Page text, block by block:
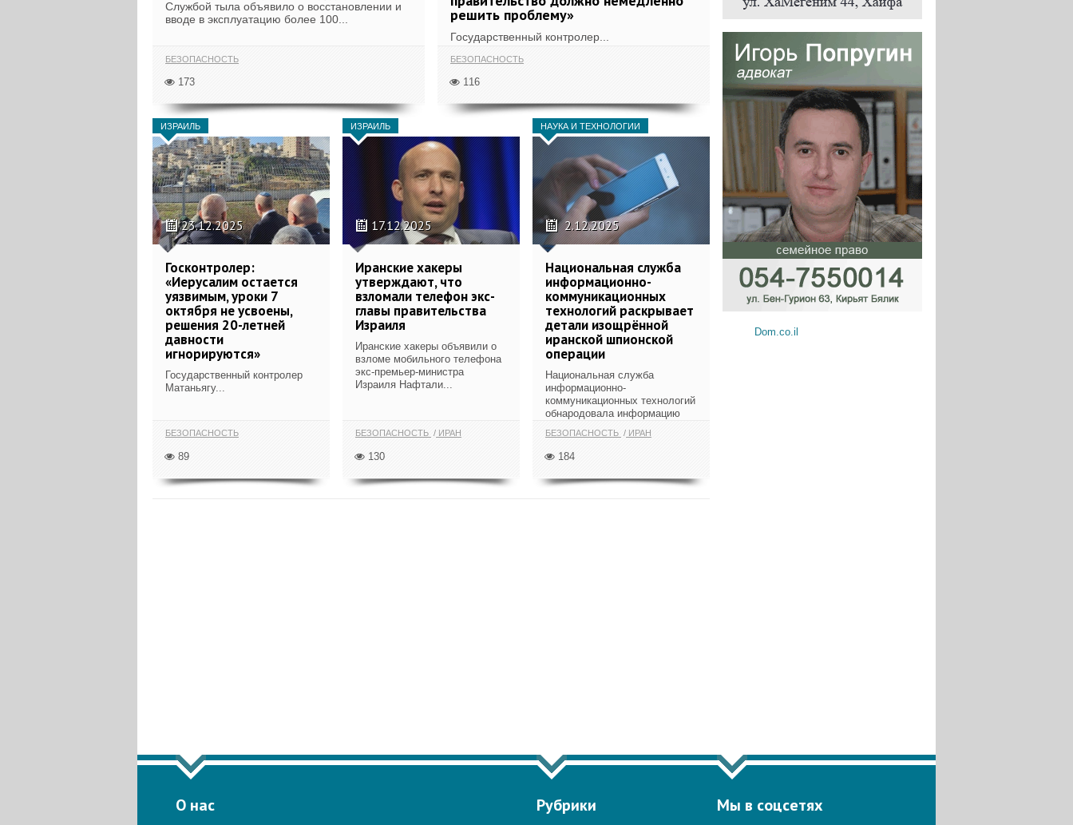
Службой тыла объявило о восстановлении и
вводе в эксплуатацию более 100...
БЕЗОПАСНОСТЬ
173
решить проблему»
Государственный контролер...
БЕЗОПАСНОСТЬ
116
ИЗРАИЛЬ
23.12.2025
Госконтролер:
«Иерусалим остается
уязвимым, уроки 7
октября не усвоены,
решения 20-летней
давности
игнорируются»
Государственный контролер
Матаньягу...
БЕЗОПАСНОСТЬ
89
ИЗРАИЛЬ
17.12.2025
Иранские хакеры
утверждают, что
взломали телефон экс-
главы правительства
Израиля
Иранские хакеры объявили о
взломе мобильного телефона
экс-премьер-министра
Израиля Нафтали...
БЕЗОПАСНОСТЬ ИРАН
130
НАУКА И ТЕХНОЛОГИИ
2.12.2025
Национальная служба
информационно-
коммуникационных
технологий раскрывает
детали изощрённой
иранской шпионской
операции
Национальная служба
информационно-
коммуникационных технологий
обнародовала информацию
БЕЗОПАСНОСТЬ ИРАН
184
Dom.co.il
О нас Рубрики Мы в соцсетях